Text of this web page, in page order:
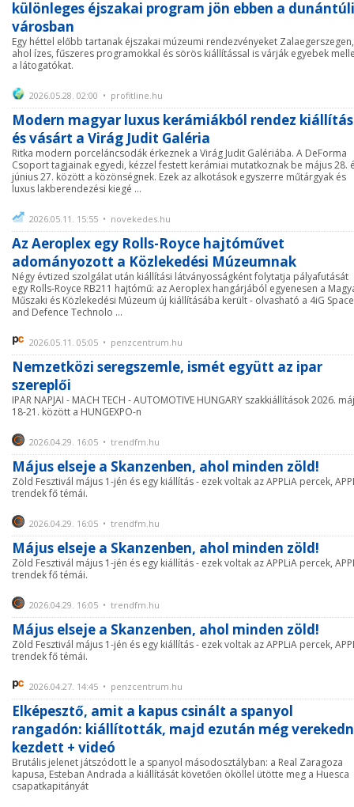
különleges éjszakai program jön ebben a dunántúli
városban
Egy héttel előbb tartanak éjszakai múzeumi rendezvényeket Zalaegerszegen,
ahol ízes, fűszeres programokkal és sörös kiállítással is várják egyebek
a látogatókat.
2026.05.28. 02:00 • profitline.hu
Modern magyar luxus kerámiákból rendez
és vásárt a Virág Judit Galéria
Ritka modern porceláncsodák érkeznek a Virág Judit Galériába. A DeForma
Csoport tagjainak egyedi, kézzel festett kerámiai mutatkoznak be május 28.
június 27. között a közönségnek. Ezek az alkotások egyszerre műtárgyak és
luxus lakberendezési kiegé ...
2026.05.11. 15:55 • novekedes.hu
Az Aeroplex egy Rolls-Royce hajtóművet
adományozott a Közlekedési Múzeumnak
Négy évtized szolgálat után kiállítási látványosságként folytatja pályafutását
egy Rolls-Royce RB211 hajtómű: az Aeroplex hangárjából egyenesen a
Műszaki és Közlekedési Múzeum új kiállításába került - olvasható a 4iG Space
and Defence Technolo ...
2026.05.11. 05:05 • penzcentrum.hu
Nemzetközi seregszemle, ismét együtt az ipar
szereplői
IPAR NAPJAI - MACH TECH - AUTOMOTIVE HUNGARY szakkiállítások 2026.
18-21. között a HUNGEXPO-n
2026.04.29. 16:05 • trendfm.hu
Május elseje a Skanzenben, ahol minden zöld!
Zöld Fesztivál május 1-jén és egy kiállítás - ezek voltak az APPLiA percek,
trendek fő témái.
2026.04.29. 16:05 • trendfm.hu
Május elseje a Skanzenben, ahol minden zöld!
Zöld Fesztivál május 1-jén és egy kiállítás - ezek voltak az APPLiA percek,
trendek fő témái.
2026.04.29. 16:05 • trendfm.hu
Május elseje a Skanzenben, ahol minden zöld!
Zöld Fesztivál május 1-jén és egy kiállítás - ezek voltak az APPLiA percek,
trendek fő témái.
2026.04.27. 14:45 • penzcentrum.hu
Elképesztő, amit a kapus csinált a spanyol
rangadón: kiállították, majd ezután még
kezdett + videó
Brutális jelenet játszódott le a spanyol másodosztályban: a Real Zaragoza
kapusa, Esteban Andrada a kiállítását követően ököllel ütötte meg a Huesca
csapatkapitányát